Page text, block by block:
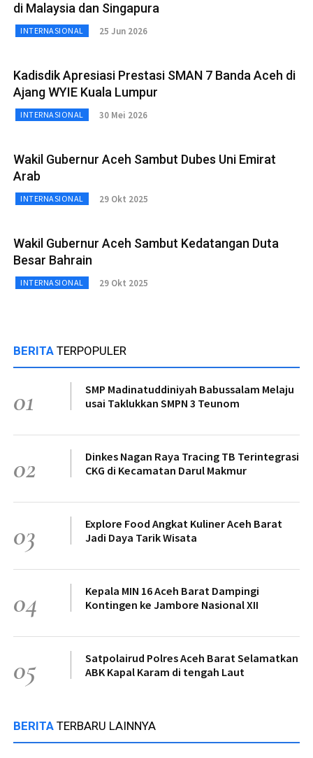
di Malaysia dan Singapura
INTERNASIONAL 25 Jun 2026
Kadisdik Apresiasi Prestasi SMAN 7 Banda Aceh di
Ajang WYIE Kuala Lumpur
INTERNASIONAL 30 Mei 2026
Wakil Gubernur Aceh Sambut Dubes Uni Emirat
Arab
INTERNASIONAL 29 Okt 2025
Wakil Gubernur Aceh Sambut Kedatangan Duta
Besar Bahrain
INTERNASIONAL 29 Okt 2025
BERITA TERPOPULER
01
SMP Madinatuddiniyah Babussalam Melaju
usai Taklukkan SMPN 3 Teunom
02
Dinkes Nagan Raya Tracing TB Terintegrasi
CKG di Kecamatan Darul Makmur
03
Explore Food Angkat Kuliner Aceh Barat
Jadi Daya Tarik Wisata
04
Kepala MIN 16 Aceh Barat Dampingi
Kontingen ke Jambore Nasional XII
05
Satpolairud Polres Aceh Barat Selamatkan
ABK Kapal Karam di tengah Laut
BERITA TERBARU LAINNYA